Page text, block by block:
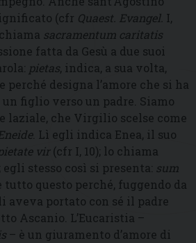
(cfr Quaest. Evangel. I,
sacramentum caritatis
fatta da Gesù a due suoi
pietas, indica, a sua volta,
designa l’amore che si ha
figlio verso un padre. Siamo
laziale, che Virgilio scelse come
Eneide. Lì egli indica Enea, il suo
vir(cfr I, 10); lo chiama
; egli stesso così si presenta: sum
tutto questo perché, fuggendo da
aveva portato con sé il padre
Ascanio. L’Eucaristia –
– è un giuramento d’amore di